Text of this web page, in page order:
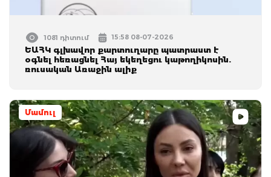
1081 դիտում 15:58 08-07-2026
ԵԱՀԿ գլխավոր քարտուղարը պատրաստ է
օգնել հեռացնել Հայ եկեղեցու կաթողիկոսին.
ռուսական Առաջին ալիք
Մամուլ